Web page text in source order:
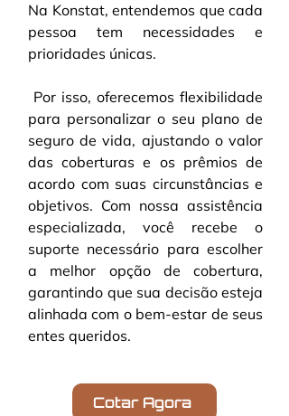
Na Konstat, entendemos que cada
pessoa tem necessidades e
prioridades únicas.
para personalizar o seu plano de
seguro de vida, ajustando o valor
das coberturas e os prêmios de
acordo com suas circunstâncias e
objetivos. Com nossa assistência
especializada, você recebe o
suporte necessário para escolher
a melhor opção de cobertura,
garantindo que sua decisão esteja
alinhada com o bem-estar de seus
entes queridos.
Cotar Agora